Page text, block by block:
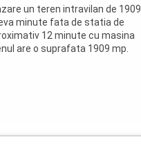
un teren intravilan de 1909
minute fata de statia de
12 minute cu masina
are o suprafata 1909 mp.